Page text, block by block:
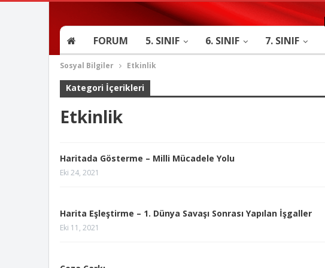
FORUM 5. SINIF 6. SINIF 7. SINIF
Sosyal Bilgiler Etkinlik
Kategori İçerikleri
Etkinlik
Haritada Gösterme – Milli Mücadele Yolu
Eki 24, 2021
Harita Eşleştirme – 1. Dünya Savaşı Sonrası Yapılan İşgaller
Eki 11, 2021